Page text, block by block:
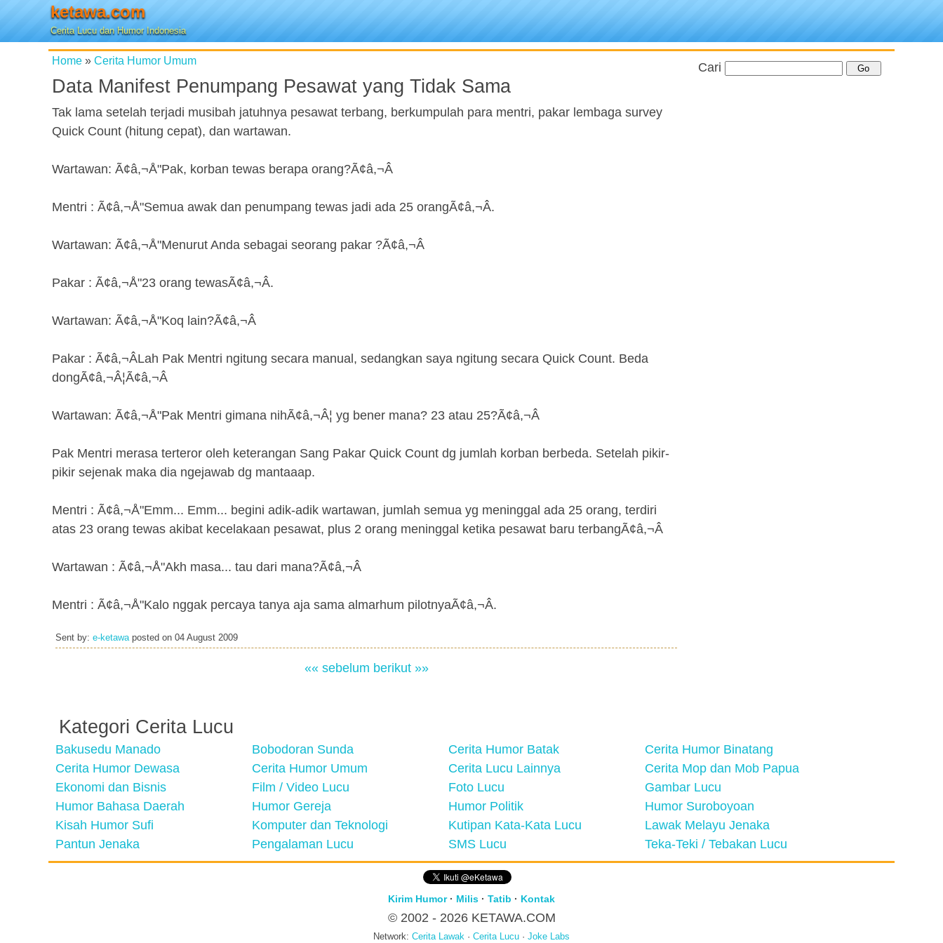
ketawa.com
Cerita Lucu dan Humor Indonesia
Home » Cerita Humor Umum
Data Manifest Penumpang Pesawat yang Tidak Sama
Tak lama setelah terjadi musibah jatuhnya pesawat terbang, berkumpulah para mentri, pakar lembaga survey
Quick Count (hitung cepat), dan wartawan.
Wartawan: Ã¢â,¬Å"Pak, korban tewas berapa orang?Ã¢â,¬Â
Mentri : Ã¢â,¬Å"Semua awak dan penumpang tewas jadi ada 25 orangÃ¢â,¬Â.
Wartawan: Ã¢â,¬Å"Menurut Anda sebagai seorang pakar ?Ã¢â,¬Â
Pakar : Ã¢â,¬Å"23 orang tewasÃ¢â,¬Â.
Wartawan: Ã¢â,¬Å"Koq lain?Ã¢â,¬Â
Pakar : Ã¢â,¬ÂLah Pak Mentri ngitung secara manual, sedangkan saya ngitung secara Quick Count. Beda
dongÃ¢â,¬Â¦Ã¢â,¬Â
Wartawan: Ã¢â,¬Å"Pak Mentri gimana nihÃ¢â,¬Â¦ yg bener mana? 23 atau 25?Ã¢â,¬Â
Pak Mentri merasa terteror oleh keterangan Sang Pakar Quick Count dg jumlah korban berbeda. Setelah pikir-
pikir sejenak maka dia ngejawab dg mantaaap.
Mentri : Ã¢â,¬Å"Emm... Emm... begini adik-adik wartawan, jumlah semua yg meninggal ada 25 orang, terdiri
atas 23 orang tewas akibat kecelakaan pesawat, plus 2 orang meninggal ketika pesawat baru terbangÃ¢â,¬Â
Wartawan : Ã¢â,¬Å"Akh masa... tau dari mana?Ã¢â,¬Â
Mentri : Ã¢â,¬Å"Kalo nggak percaya tanya aja sama almarhum pilotnyaÃ¢â,¬Â.
Sent by: e-ketawaposted on 04 August 2009
«« sebelum berikut »»
Cari
Kategori Cerita Lucu
Bakusedu Manado Bobodoran Sunda Cerita Humor Batak
Cerita Humor Binatang
Cerita Humor Dewasa
Cerita Humor Umum Cerita Lucu Lainnya
Cerita Mop dan Mob Papua
Ekonomi dan Bisnis
Film / Video Lucu Foto Lucu
Gambar Lucu
Humor Bahasa Daerah
Humor Gereja Humor Politik
Humor Suroboyoan
Kisah Humor Sufi
Komputer dan Teknologi Kutipan Kata-Kata Lucu
Lawak Melayu Jenaka
Pantun Jenaka
Pengalaman Lucu SMS Lucu Teka-Teki / Tebakan Lucu
Kirim Humor· Milis · Tatib · Kontak
© 2002 - 2026 KETAWA.COM
Network: Cerita Lawak · Cerita Lucu · Joke Labs